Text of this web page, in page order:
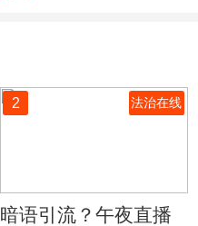
2 法治在线
暗语引流？午夜直播